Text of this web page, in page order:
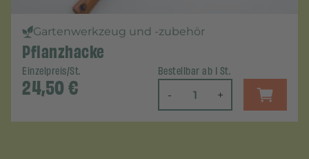
Gartenwerkzeug und -zubehör
Pflanzhacke
Einzelpreis/St.
24,50€
Bestellbar ab 1 St.
- +